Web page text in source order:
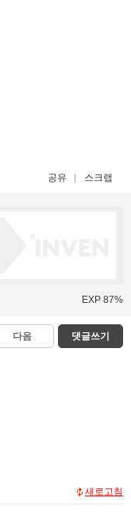
공유 스크랩
EXP 87%
다음 댓글쓰기
새로고침